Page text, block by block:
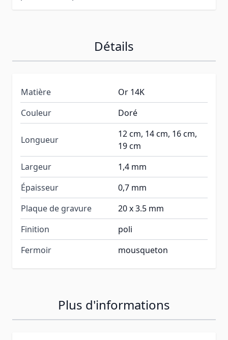
Détails
Matière
Or 14K
Couleur
Doré
Longueur
12 cm, 14 cm, 16 cm,
19 cm
Largeur
1,4 mm
Épaisseur
0,7 mm
Plaque de gravure
20 x 3.5 mm
Finition
poli
Fermoir
mousqueton
Plus d'informations